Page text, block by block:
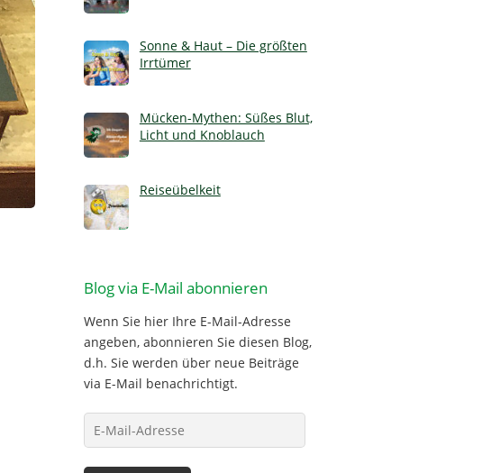
Sonne & Haut – Die größten
Irrtümer
Mücken-Mythen: Süßes Blut,
Licht und Knoblauch
Reiseübelkeit
Blog via E-Mail abonnieren
Wenn Sie hier Ihre E-Mail-Adresse
angeben, abonnieren Sie diesen Blog,
d.h. Sie werden über neue Beiträge
via E-Mail benachrichtigt.
Mail-
Adresse